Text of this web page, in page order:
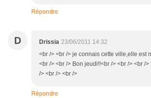
Répondre
D Drissia 23/06/2011 14:32
<br /> <br /> je connais cette ville,elle est
<br /> <br /> Bon jeudi!!<br /> <br /> <br /
/> <br /> <br />
Répondre